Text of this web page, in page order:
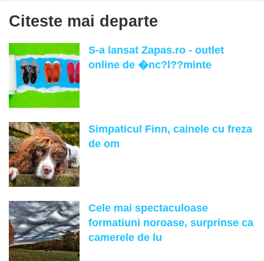
Citeste mai departe
S-a lansat Zapas.ro - outlet
online de �nc?l??minte
Simpaticul Finn, cainele cu freza
de om
Cele mai spectaculoase
formatiuni noroase, surprinse ca
camerele de lu